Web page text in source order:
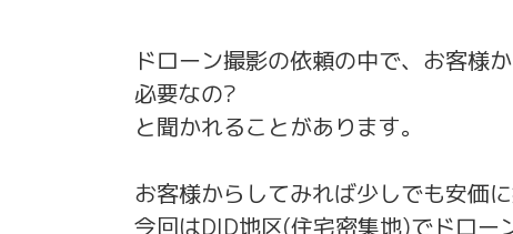
ドローン撮影の依頼の中で、お客様
必要なの?
と聞かれることがあります。
お客様からしてみれば少しでも安価
今回はDID地区(住宅密集地)でドロー